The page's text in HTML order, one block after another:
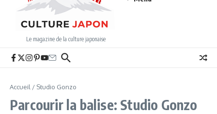
Le magazine de la culture japonaise
Accueil / Studio Gonzo
Parcourir la balise: Studio Gonzo